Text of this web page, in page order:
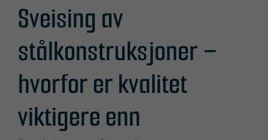
Sveising av
stålkonstruksjoner –
hvorfor er kvalitet
viktigere enn